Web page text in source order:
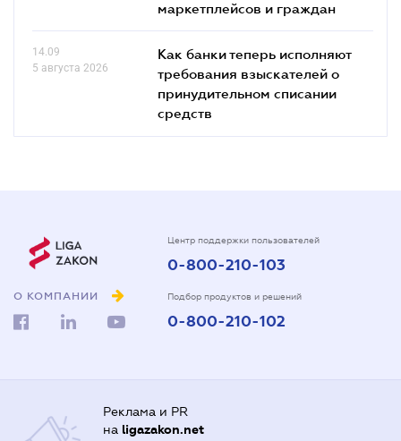
маркетплейсов и граждан
14.09
5 августа 2026
Как банки теперь исполняют
требования взыскателей о
принудительном списании
средств
О КОМПАНИИ
Центр поддержки пользователей
0-800-210-103
Подбор продуктов и решений
0-800-210-102
Реклама и PR
на ligazakon.net